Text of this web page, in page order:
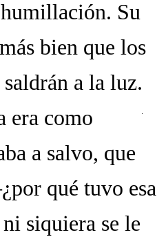
Su
bien que los
a la luz.
era como
a salvo, que
qué tuvo esa
siquiera se le